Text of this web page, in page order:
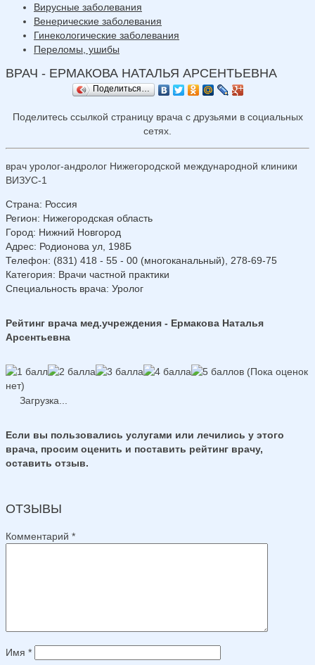
Вирусные заболевания
Венерические заболевания
Гинекологические заболевания
Переломы, ушибы
ВРАЧ - ЕРМАКОВА НАТАЛЬЯ АРСЕНТЬЕВНА
Поделиться…
Поделитесь ссылкой страницу врача с друзьями в социальных
сетях.
врач уролог-андролог Нижегородской международной клиники
ВИЗУС-1
Страна: Россия
Регион: Нижегородская область
Город: Нижний Новгород
Адрес: Родионова ул, 198Б
Телефон: (831) 418 - 55 - 00 (многоканальный), 278-69-75
Категория: Врачи частной практики
Специальность врача: Уролог
Рейтинг врача мед.учреждения - Ермакова Наталья
Арсентьевна
(Пока оценок
нет)
Загрузка...
Если вы пользовались услугами или лечились у этого
врача, просим оценить и поставить рейтинг врачу,
оставить отзыв.
ОТЗЫВЫ
Комментарий *
Имя *